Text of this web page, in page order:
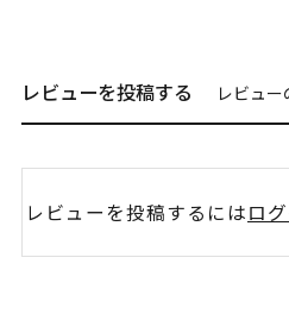
レビューを投稿する レビュ
レビューを投稿するにはロ